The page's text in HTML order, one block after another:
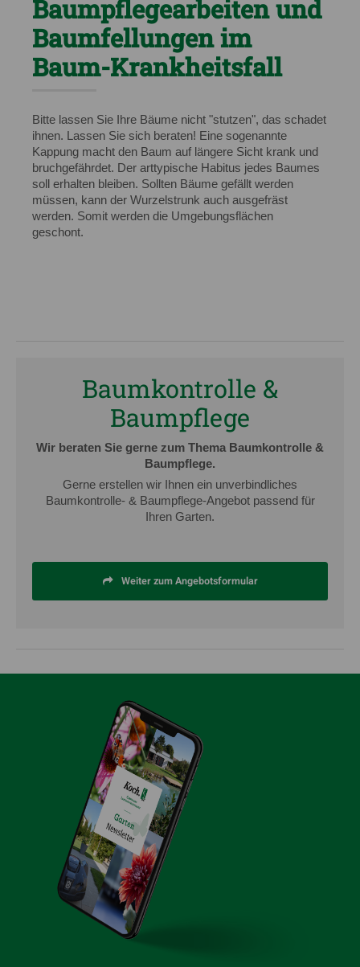
Baumpflegearbeiten und
Baumfellungen im
Baum-Krankheitsfall
Bitte lassen Sie Ihre Bäume nicht "stutzen", das schadet
ihnen. Lassen Sie sich beraten! Eine sogenannte
Kappung macht den Baum auf längere Sicht krank und
bruchgefährdet. Der arttypische Habitus jedes Baumes
soll erhalten bleiben. Sollten Bäume gefällt werden
müssen, kann der Wurzelstrunk auch ausgefräst
werden. Somit werden die Umgebungsflächen
geschont.
Baumkontrolle &
Baumpflege
Wir beraten Sie gerne zum Thema Baumkontrolle &
Baumpflege.
Gerne erstellen wir Ihnen ein unverbindliches
Baumkontrolle- & Baumpflege-Angebot passend für
Ihren Garten.
Weiter zum Angebotsformular